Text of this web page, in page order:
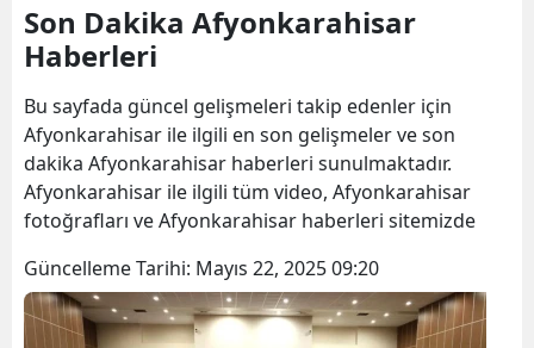
Son Dakika Afyonkarahisar
Haberleri
Bu sayfada güncel gelişmeleri takip edenler için
Afyonkarahisar ile ilgili en son gelişmeler ve son
dakika Afyonkarahisar haberleri sunulmaktadır.
Afyonkarahisar ile ilgili tüm video, Afyonkarahisar
fotoğrafları ve Afyonkarahisar haberleri sitemizde
Güncelleme Tarihi: Mayıs 22, 2025 09:20